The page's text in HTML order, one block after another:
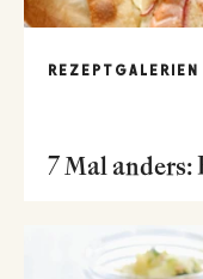
REZEPTGALERIEN
7 Mal anders: